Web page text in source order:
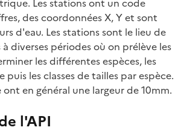
des coordonnées X, Y et sont
d'eau. Les stations sont le lieu de
diverses périodes où on prélève les
les différentes espèces, les
les classes de tailles par espèce.
ont en général une largeur de 10mm.
l'API